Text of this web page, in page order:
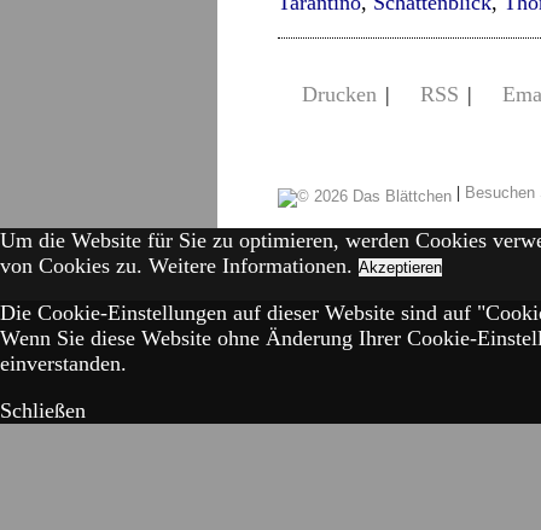
Drucken | RSS |
|
Um die Website für Sie zu optimieren, werden Cookies
von Cookies zu. Weitere Informationen. Akzeptieren
Die Cookie-Einstellungen auf dieser Website sind auf
Wenn Sie diese Website ohne Änderung Ihrer Cookie-
einverstanden.
Schließen